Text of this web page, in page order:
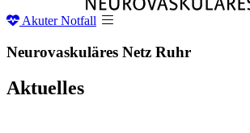
AkuterNotfall
Neurovaskuläres Netz Ruhr
Aktuelles